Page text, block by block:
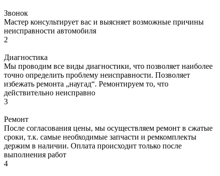
Звонок
Мастер консультирует вас и выясняет возможные причины
неисправности автомобиля
2
Диагностика
Мы проводим все виды диагностики, что позволяет наиболее
точно определить проблему неисправности. Позволяет
избежать ремонта „наугад“. Ремонтируем то, что
действительно неисправно
3
Ремонт
После согласования цены, мы осуществляем ремонт в сжатые
сроки, т.к. самые необходимые запчасти и ремкомплекты
держим в наличии. Оплата происходит только после
выполнения работ
4